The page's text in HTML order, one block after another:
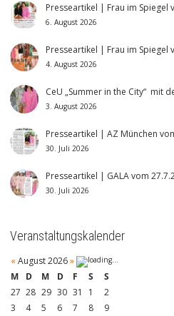
Presseartikel | Frau im Spiegel
6. August 2026
Presseartikel | Frau im Spiegel
4. August 2026
CeU „Summer in the City“ mit
3. August 2026
Presseartikel | AZ München
30. Juli 2026
Presseartikel | GALA vom
30. Juli 2026
Veranstaltungskalender
« August 2026»
M
D M D F S
S
27 28 29 30 31 1
2
3
4 5 6 7 8
9